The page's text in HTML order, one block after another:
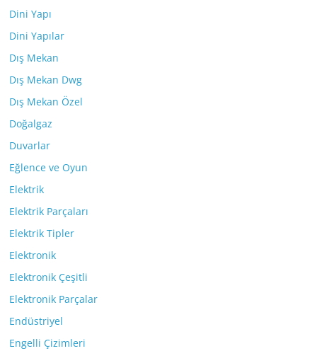
Dini Yapı
Dini Yapılar
Dış Mekan
Dış Mekan Dwg
Dış Mekan Özel
Doğalgaz
Duvarlar
Eğlence ve Oyun
Elektrik
Elektrik Parçaları
Elektrik Tipler
Elektronik
Elektronik Çeşitli
Elektronik Parçalar
Endüstriyel
Engelli Çizimleri